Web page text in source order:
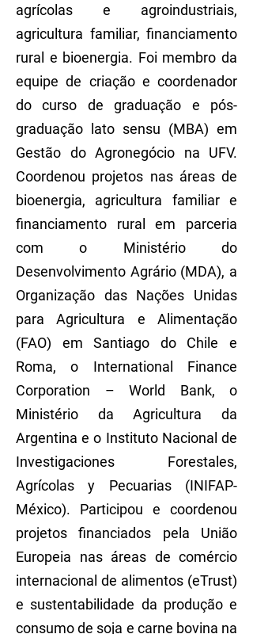
agrícolas e agroindustriais,
agricultura familiar, financiamento
rural e bioenergia. Foi membro da
equipe de criação e coordenador
do curso de graduação e pós-
graduação lato sensu (MBA) em
Gestão do Agronegócio na UFV.
Coordenou projetos nas áreas de
bioenergia, agricultura familiar e
financiamento rural em parceria
com o Ministério do
Desenvolvimento Agrário (MDA), a
Organização das Nações Unidas
para Agricultura e Alimentação
(FAO) em Santiago do Chile e
Roma, o International Finance
Corporation – World Bank, o
Ministério da Agricultura da
Argentina e o Instituto Nacional de
Investigaciones Forestales,
Agrícolas y Pecuarias (INIFAP-
México). Participou e coordenou
projetos financiados pela União
Europeia nas áreas de comércio
internacional de alimentos (eTrust)
e sustentabilidade da produção e
consumo de soja e carne bovina na